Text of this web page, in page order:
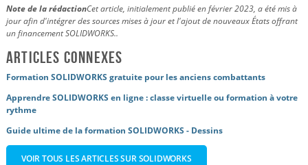
Note de la rédactionCet article, initialement publié en février 2023, a été mis à
jour afin d'intégrer des sources mises à jour et l'ajout de nouveaux États offrant
un financement SOLIDWORKS..
Articles connexes
Formation SOLIDWORKS gratuite pour les anciens combattants
Apprendre SOLIDWORKS en ligne : classe virtuelle ou formation à votre
rythme
Guide ultime de la formation SOLIDWORKS - Dessins
VOIR TOUS LES ARTICLES SUR SOLIDWORKS